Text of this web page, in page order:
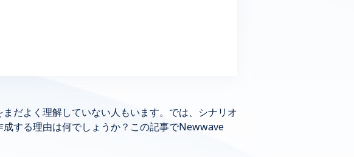
だよく理解していない人もいます。では、シナリオ
する理由は何でしょうか？この記事でNewwave